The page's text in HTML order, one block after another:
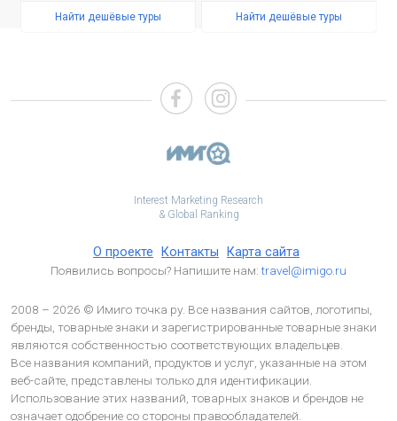
Найти дешёвые туры Найти дешёвые туры
Interest Marketing Research
& Global Ranking
О проекте Контакты Карта сайта
Появились вопросы? Напишите нам:travel@imigo.ru
2008 – 2026 © Имиго точка ру. Все названия сайтов, логотипы,
бренды, товарные знаки и зарегистрированные товарные знаки
являются собственностью соответствующих владельцев.
Все названия компаний, продуктов и услуг, указанные на этом
веб-сайте, представлены только для идентификации.
Использование этих названий, товарных знаков и брендов не
означает одобрение со стороны правообладателей.